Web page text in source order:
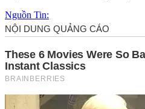
Nguồn Tin: